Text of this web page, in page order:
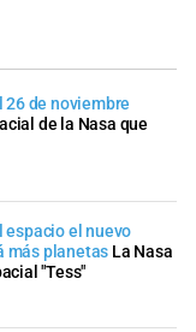
de noviembre
de la Nasa que
espacio el nuevo
más planetas La Nasa
"Tess"